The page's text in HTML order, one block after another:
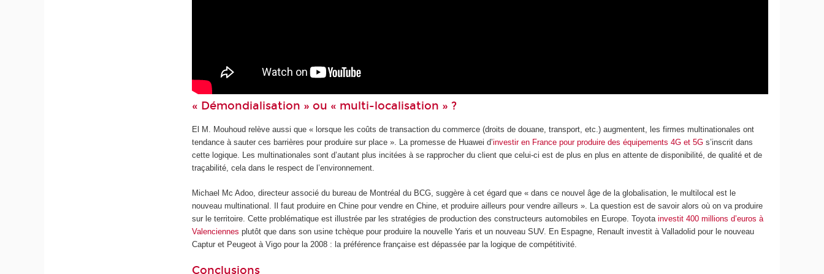
« Démondialisation » ou « multi-localisation » ?
El M. Mouhoud relève aussi que « lorsque les coûts de transaction du commerce (droits de douane, transport, etc.) augmentent, les firmes multinationales ont
tendance à sauter ces barrières pour produire sur place ». La promesse de Huawei d’investir en France pour produire des équipements 4G et 5G s’inscrit dans
cette logique. Les multinationales sont d’autant plus incitées à se rapprocher du client que celui-ci est de plus en plus en attente de disponibilité, de qualité et de
traçabilité, cela dans le respect de l’environnement.
Michael Mc Adoo, directeur associé du bureau de Montréal du BCG, suggère à cet égard que « dans ce nouvel âge de la globalisation, le multilocal est le
nouveau multinational. Il faut produire en Chine pour vendre en Chine, et produire ailleurs pour vendre ailleurs ». La question est de savoir alors où on va produire
sur le territoire. Cette problématique est illustrée par les stratégies de production des constructeurs automobiles en Europe. Toyotainvestit 400 millions d’euros à
Valenciennes plutôt que dans son usine tchèque pour produire la nouvelle Yaris et un nouveau SUV. En Espagne, Renault investit à Valladolid pour le nouveau
Captur et Peugeot à Vigo pour la 2008 : la préférence française est dépassée par la logique de compétitivité.
Conclusions